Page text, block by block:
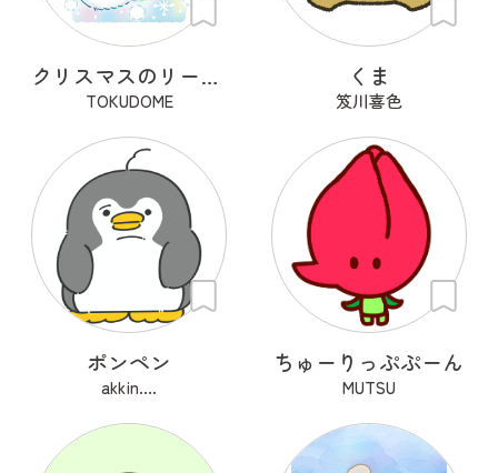
クリスマスのリースちゃん
TOKUDOME
くま
笈川喜色
ポンペン
akkin....
ちゅーりっぷぷーん
MUTSU